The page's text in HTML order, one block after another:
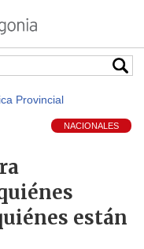
Provincial
NACIONALES
están